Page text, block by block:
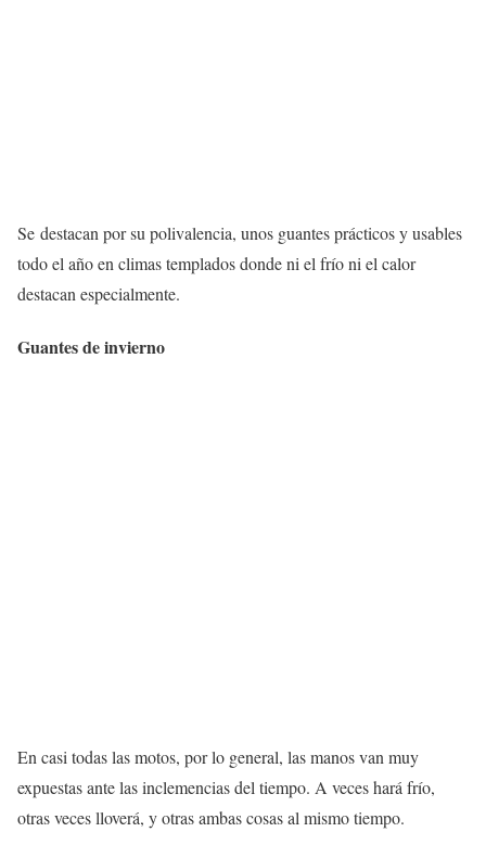
Se destacan por su polivalencia, unos guantes prácticos y usables
todo el año en climas templados donde ni el frío ni el calor
destacan especialmente.
Guantes de invierno
En casi todas las motos, por lo general, las manos van muy
expuestas ante las inclemencias del tiempo. A veces hará frío,
otras veces lloverá, y otras ambas cosas al mismo tiempo.